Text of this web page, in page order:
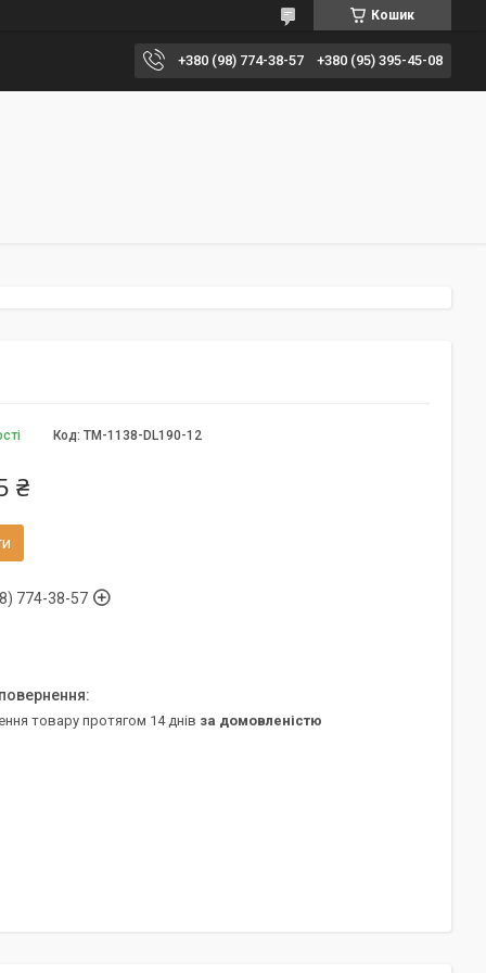
Кошик
+380 (98) 774-38-57 +380 (95) 395-45-08
Код: TM-1138-DL190-12
₴
774-38-57
товару протягом 14 днів за домовленістю